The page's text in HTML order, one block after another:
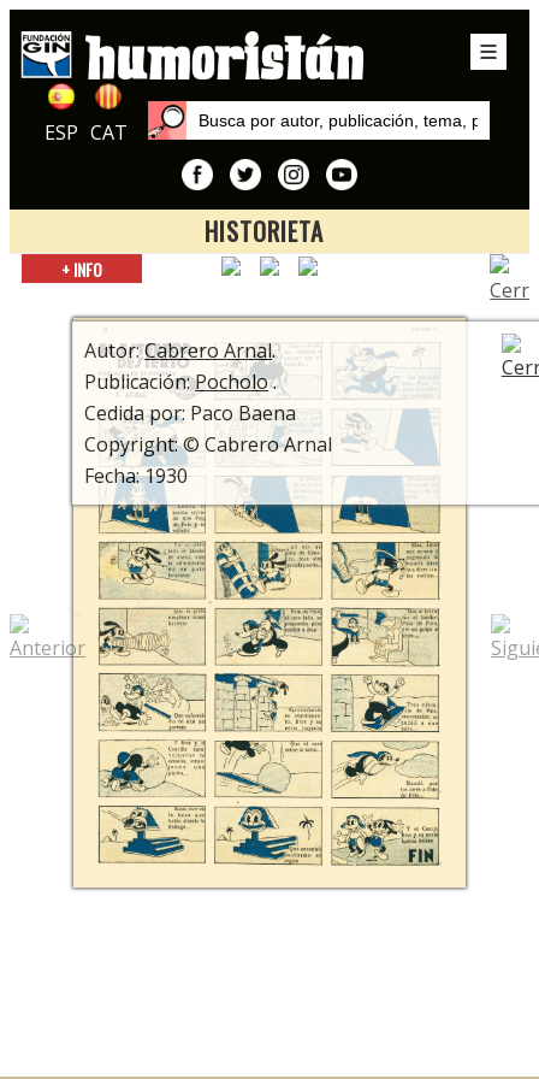
ESP CAT
HISTORIETA
Inicio
Pocholo
+ INFO
Autor:Cabrero Arnal.
Publicación:Pocholo.
Cedida por: Paco Baena
Copyright: © Cabrero Arnal
Fecha: 1930